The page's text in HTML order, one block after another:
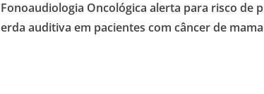
Fonoaudiologia Oncológica alerta para risco de p
erda auditiva em pacientes com câncer de mama